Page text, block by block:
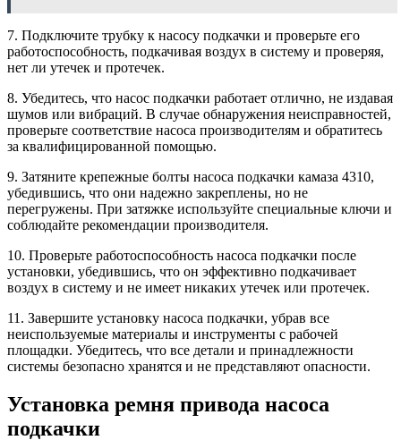
7. Подключите трубку к насосу подкачки и проверьте его
работоспособность, подкачивая воздух в систему и проверяя,
нет ли утечек и протечек.
8. Убедитесь, что насос подкачки работает отлично, не издавая
шумов или вибраций. В случае обнаружения неисправностей,
проверьте соответствие насоса производителям и обратитесь
за квалифицированной помощью.
9. Затяните крепежные болты насоса подкачки камаза 4310,
убедившись, что они надежно закреплены, но не
перегружены. При затяжке используйте специальные ключи и
соблюдайте рекомендации производителя.
10. Проверьте работоспособность насоса подкачки после
установки, убедившись, что он эффективно подкачивает
воздух в систему и не имеет никаких утечек или протечек.
11. Завершите установку насоса подкачки, убрав все
неиспользуемые материалы и инструменты с рабочей
площадки. Убедитесь, что все детали и принадлежности
системы безопасно хранятся и не представляют опасности.
Установка ремня привода насоса
подкачки